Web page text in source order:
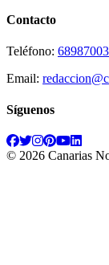
Contacto
Teléfono:
Email:
Síguenos
© 2026 Canarias